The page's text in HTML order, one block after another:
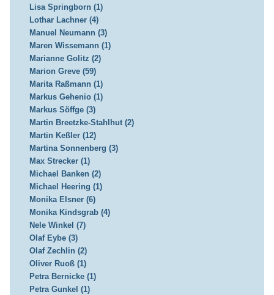
Lisa Springborn (1)
Lothar Lachner (4)
Manuel Neumann (3)
Maren Wissemann (1)
Marianne Golitz (2)
Marion Greve (59)
Marita Raßmann (1)
Markus Gehenio (1)
Markus Söffge (3)
Martin Breetzke-Stahlhut (2)
Martin Keßler (12)
Martina Sonnenberg (3)
Max Strecker (1)
Michael Banken (2)
Michael Heering (1)
Monika Elsner (6)
Monika Kindsgrab (4)
Nele Winkel (7)
Olaf Eybe (3)
Olaf Zechlin (2)
Oliver Ruoß (1)
Petra Bernicke (1)
Petra Gunkel (1)